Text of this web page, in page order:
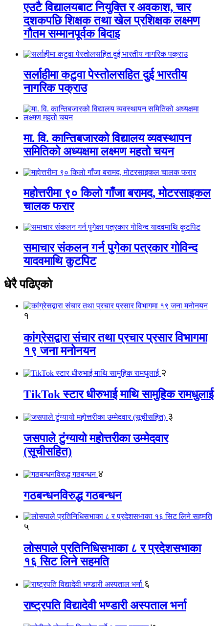
एउटै विद्यालयबाट नियुक्ति र अवकाश, चार
दशकपछि शिक्षक तथा खेल प्रशिक्षक लक्ष्मण
गौतम सम्मानपूर्वक बिदाइ
सर्लाहीमा कटुवा पेस्तोलसहित दुई भारतीय
नागरिक पक्राउ
मा. वि. कान्तिबजारको विद्यालय व्यवस्थापन
समितिको अध्यक्षमा लक्ष्मण महतो चयन
महोत्तरीमा ९० किलो गाँजा बरामद, मोटरसाइकल
चालक फरार
समाचार संकलन गर्न पुगेका पत्रकार गोविन्द
यादवमाथि कुटपिट
धेरै पढिएको
१
कांग्रेसद्वारा संचार तथा प्रचार प्रसार विभागमा
१९ जना मनोनयन
२
TikTok स्टार धीरुभाई माथि सामुहिक रामधुलाई
३
जसपाले टुंग्यायो महोत्तरीका उम्मेदवार
(सूचीसहित)
४
गठबन्धनविरुद्ध गठबन्धन
५
लोसपाले प्रतिनिधिसभाका ८ र प्रदेशसभाका
१६ सिट लिने सहमति
६
राष्ट्रपति विद्यादेवी भण्डारी अस्पताल भर्ना